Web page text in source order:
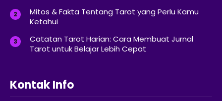
Mitos & Fakta Tentang Tarot yang Perlu Kamu
Ketahui
Catatan Tarot Harian: Cara Membuat Jurnal
Tarot untuk Belajar Lebih Cepat
Kontak Info